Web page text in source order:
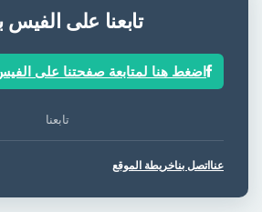
تابعنا على الفيس
اضغط هنا لمتابعة صفحتنا على
تابعنا
عنا اتصل بناخريطة الموقع